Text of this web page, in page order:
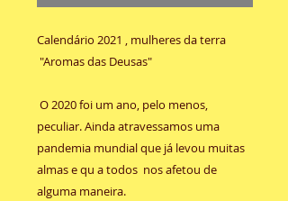
Calendário 2021 , mulheres da terra
"Aromas das Deusas"
O 2020 foi um ano, pelo menos,
peculiar. Ainda atravessamos uma
pandemia mundial que já levou muitas
almas e qu a todos nos afetou de
alguma maneira.